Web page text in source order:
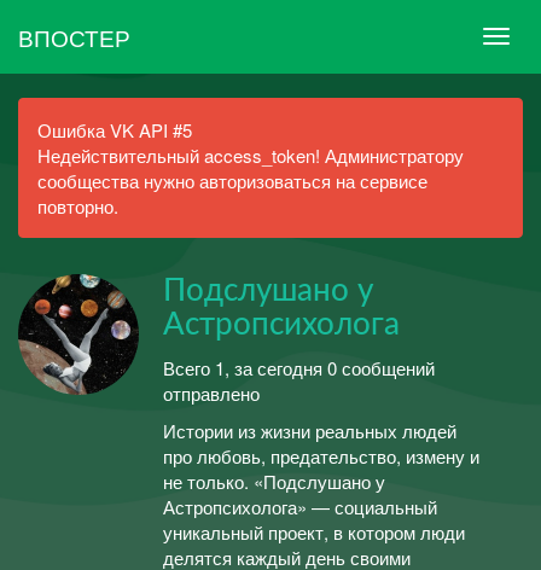
ВПОСТЕР
Ошибка VK API #5
Недействительный access_token! Администратору
сообщества нужно авторизоваться на сервисе
повторно.
Подслушано у
Астропсихолога
Всего 1, за сегодня 0 сообщений
отправлено
Истории из жизни реальных людей
про любовь, предательство, измену и
не только. «Подслушано у
Астропсихолога» — социальный
уникальный проект, в котором люди
делятся каждый день своими